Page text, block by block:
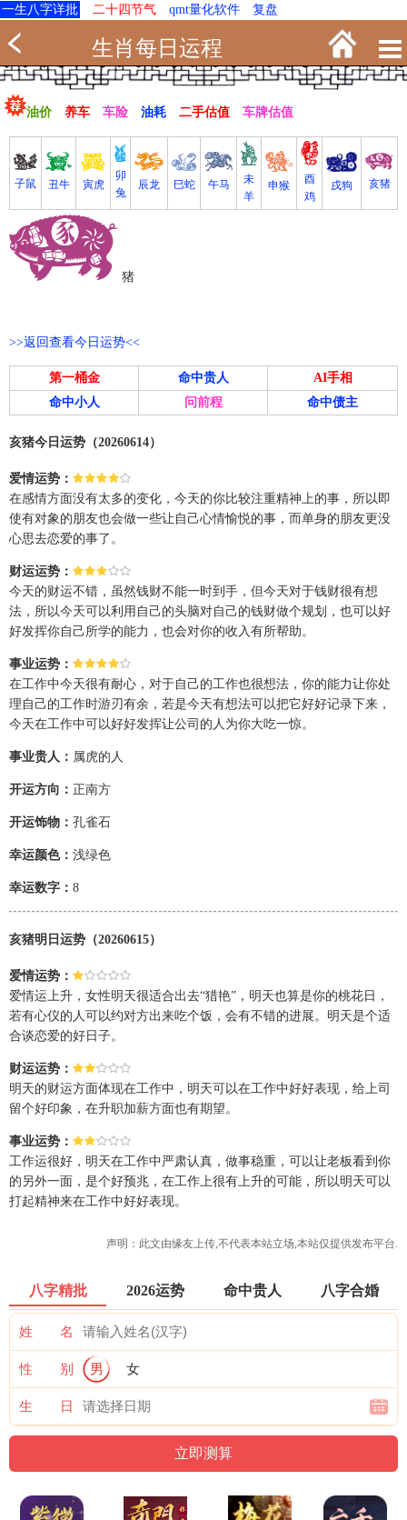
一生八字详批 二十四节气 qmt量化软件 复盘
生肖每日运程
油价 养车 车险 油耗 二手估值 车牌估值
子鼠 丑牛 寅虎
卯
兔
辰龙 巳蛇 午马
未
羊
申猴
酉
鸡
戌狗 亥猪
猪
>>返回查看今日运势<<
第一桶金 命中贵人
AI手相
命中小人
问前程 命中债主
亥猪今日运势（20260614）
爱情运势：
在感情方面没有太多的变化，今天的你比较注重精神上的事，所以即
使有对象的朋友也会做一些让自己心情愉悦的事，而单身的朋友更没
心思去恋爱的事了。
财运运势：
今天的财运不错，虽然钱财不能一时到手，但今天对于钱财很有想
法，所以今天可以利用自己的头脑对自己的钱财做个规划，也可以好
好发挥你自己所学的能力，也会对你的收入有所帮助。
事业运势：
在工作中今天很有耐心，对于自己的工作也很想法，你的能力让你处
理自己的工作时游刃有余，若是今天有想法可以把它好好记录下来，
今天在工作中可以好好发挥让公司的人为你大吃一惊。
事业贵人： 属虎的人
开运方向： 正南方
开运饰物： 孔雀石
幸运颜色： 浅绿色
幸运数字： 8
亥猪明日运势（20260615）
爱情运势：
爱情运上升，女性明天很适合出去“猎艳”，明天也算是你的桃花日，
若有心仪的人可以约对方出来吃个饭，会有不错的进展。明天是个适
合谈恋爱的好日子。
财运运势：
明天的财运方面体现在工作中，明天可以在工作中好好表现，给上司
留个好印象，在升职加薪方面也有期望。
事业运势：
工作运很好，明天在工作中严肃认真，做事稳重，可以让老板看到你
的另外一面，是个好预兆，在工作上很有上升的可能，所以明天可以
打起精神来在工作中好好表现。
声明：此文由缘友上传,不代表本站立场,本站仅提供发布平台.
八字精批 2026运势 命中贵人 八字合婚
姓 名
性 别 男 女
生 日